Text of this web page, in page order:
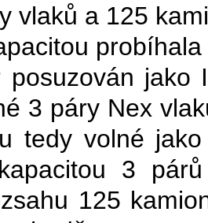
vlaků a 125
posuzován
3 páry Nex
tedy volné
3
125